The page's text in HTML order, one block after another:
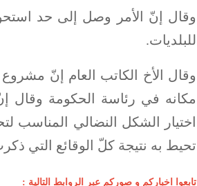
وقال إنّ الأمر وصل إلى حد
للبلديات.
وقال الأخ الكاتب العام إنّ
مكانه في رئاسة الحكومة وقال
اختيار الشكل النضالي المناسب
تحيط به نتيجة كلّ الوقائع التي
تابعوا اخباركم و صوركم عبر الروابط التالية :